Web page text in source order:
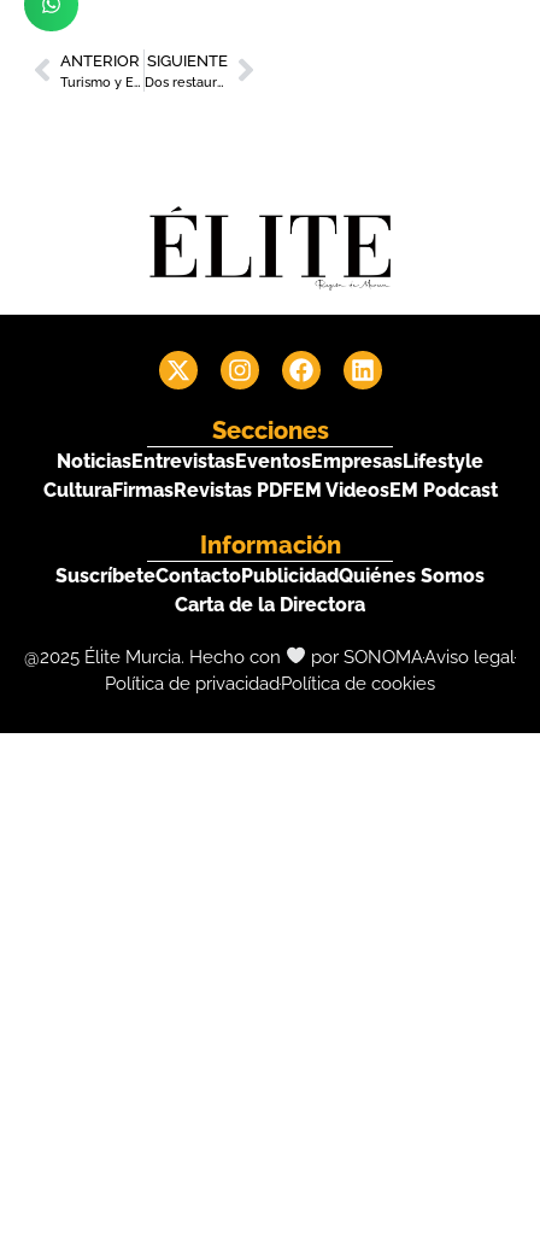
ANTERIOR
Turismo y Egeda, de la mano para internacionalizar las producciones audiovisuales de la Región
SIGUIENTE
Dos restaurantes de la Región se cuelan entre los galardonados en los ‘Premios Just Eat’
Secciones
NoticiasEntrevistasEventosEmpresasLifestyle
CulturaFirmasRevistas PDFEM VideosEM Podcast
Información
SuscríbeteContactoPublicidadQuiénes Somos
Carta de la Directora
@2025 Élite Murcia. Hecho con por SONOMAAviso legal
Política de privacidadPolítica de cookies